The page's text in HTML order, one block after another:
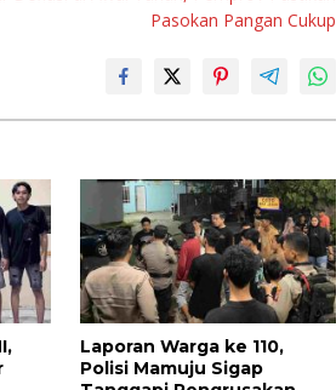
Pasokan Pangan Cukup
Laporan Warga ke 110,
Polisi Mamuju Sigap